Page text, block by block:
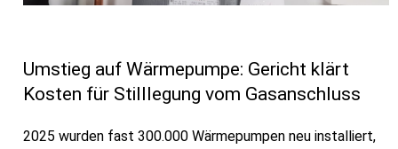
Umstieg auf Wärmepumpe: Gericht klärt
Kosten für Stilllegung vom Gasanschluss
2025 wurden fast 300.000 Wärmepumpen neu installiert,